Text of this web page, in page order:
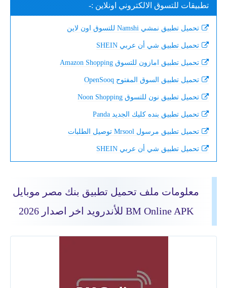
تطبيقات للتسوق الالكتروني اونلاين :-
تحميل تطبيق نمشي Namshi للتسوق اون لاين
تحميل تطبيق شي أن عربي SHEIN
تحميل تطبيق امازون للتسوق Amazon Shopping
تحميل تطبيق السوق المفتوح OpenSooq
تحميل تطبيق نون للتسوق Noon Shopping
تحميل تطبيق بنده كليك الجديد Panda
تحميل تطبيق مرسول Mrsool توصيل الطلبات
تحميل تطبيق شي أن عربي SHEIN
معلومات ملف تحميل تطبيق بنك مصر موبايل
BM Online APK للأندرويد اخر اصدار 2026